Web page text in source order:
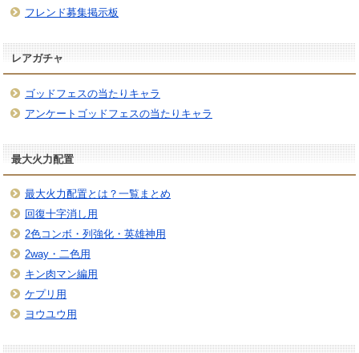
フレンド募集掲示板
レアガチャ
ゴッドフェスの当たりキャラ
アンケートゴッドフェスの当たりキャラ
最大火力配置
最大火力配置とは？一覧まとめ
回復十字消し用
2色コンボ・列強化・英雄神用
2way・二色用
キン肉マン編用
ケプリ用
ヨウユウ用